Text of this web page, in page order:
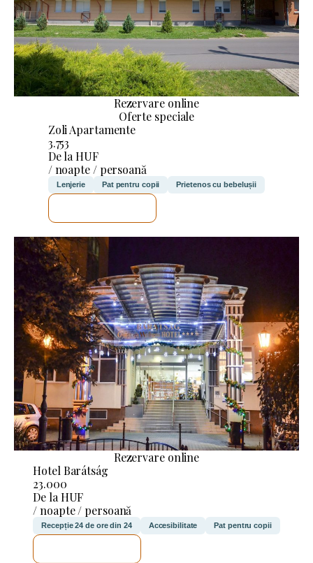
Rezervare online
Oferte speciale
Zoli Apartamente
3.753
De la HUF
/ noapte / persoană
Lenjerie Pat pentru copii Prietenos cu bebelușii
Rezervare online
Hotel Barátság
23.000
De la HUF
/ noapte / persoană
Recepție 24 de ore din 24 Accesibilitate Pat pentru copii